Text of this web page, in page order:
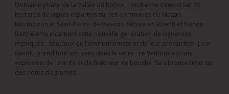
Domaine phare de la Vallée du Rhône, Fondrèche s’étend sur 38
hectares de vignes réparties sur les communes de Mazan,
Mormoiron et Saint-Pierre-de-Vassols. Sébastien Vicenti et Nanou
Barthélémy incarnent cette nouvelle génération de vignerons
impliqués - soucieux de l’environnement et de leur production. Leur
dévolu prend tout son sens dans le verre : ce Ventoux est une
explosion de tonicité et de fraîcheur en bouche. Sa vibrance tend sur
des notes d’agrumes.